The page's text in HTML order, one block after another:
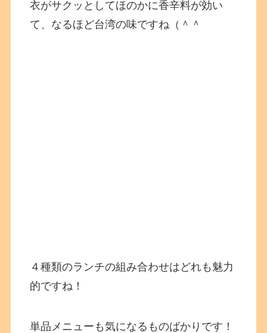
衣がサクッとしてほのかに香辛料が効い
て、なるほど台湾の味ですね（＾＾
４種類のランチの組み合わせはどれも魅力
的ですね！
単品メニューも気になるものばかりです！